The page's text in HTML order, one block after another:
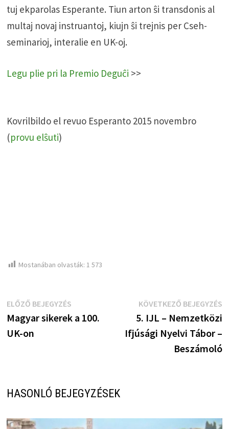
tuj ekparolas Esperante. Tiun arton ŝi transdonis al
multaj novaj instruantoj, kiujn ŝi trejnis per Cseh-
seminarioj, interalie en UK-oj.
Legu plie pri la Premio Deguĉi >>
Kovrilbildo el revuo Esperanto 2015 novembro
(provu elŝuti)
Mostanában olvasták: 1 573
Bejegyzés
navigáció
ELŐZŐ BEJEGYZÉSElőző
bejegyzés:
Magyar sikerek a 100.
UK-on
KÖVETKEZŐ BEJEGYZÉS
5. IJL – Nemzetközi
Ifjúsági Nyelvi Tábor –
Beszámoló
HASONLÓ BEJEGYZÉSEK